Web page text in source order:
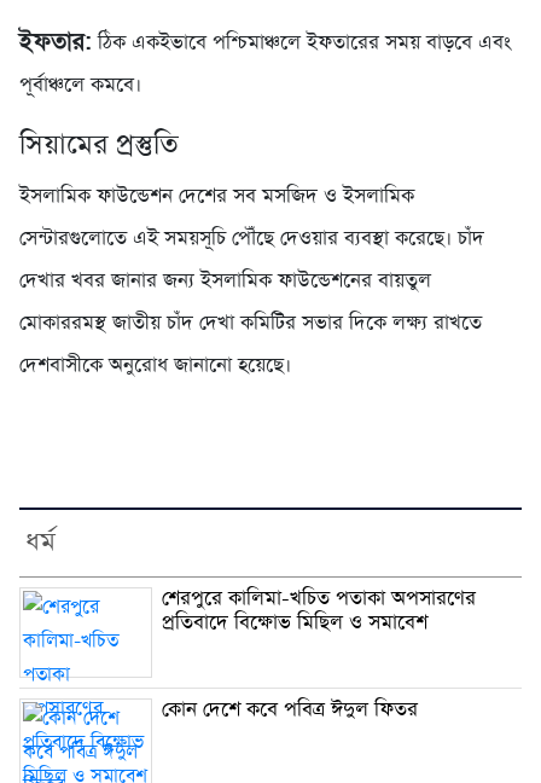
ইফতার: ঠিক একইভাবে পশ্চিমাঞ্চলে ইফতারের সময় বাড়বে এবং
পূর্বাঞ্চলে কমবে।
সিয়ামের প্রস্তুতি
ইসলামিক ফাউন্ডেশন দেশের সব মসজিদ ও ইসলামিক
সেন্টারগুলোতে এই সময়সূচি পৌঁছে দেওয়ার ব্যবস্থা করেছে। চাঁদ
দেখার খবর জানার জন্য ইসলামিক ফাউন্ডেশনের বায়তুল
মোকাররমস্থ জাতীয় চাঁদ দেখা কমিটির সভার দিকে লক্ষ্য রাখতে
দেশবাসীকে অনুরোধ জানানো হয়েছে।
ধর্ম
শেরপুরে কালিমা-খচিত পতাকা অপসারণের
প্রতিবাদে বিক্ষোভ মিছিল ও সমাবেশ
কোন দেশে কবে পবিত্র ঈদুল ফিতর